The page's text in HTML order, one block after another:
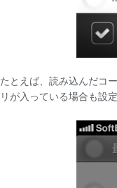
たとえば、読み込んだコ
リが入っている場合も設